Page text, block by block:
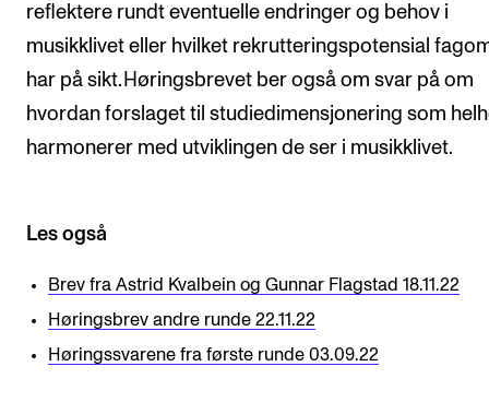
reflektere rundt eventuelle endringer og behov i
musikklivet eller hvilket rekrutteringspotensial
har på sikt. Høringsbrevet ber også om svar på om
hvordan forslaget til studiedimensjonering som
harmonerer med utviklingen de ser i musikklivet.
Les også
Brev fra Astrid Kvalbein og Gunnar Flagstad 18.11.22
Høringsbrev andre runde 22.11.22
Høringssvarene fra første runde 03.09.22